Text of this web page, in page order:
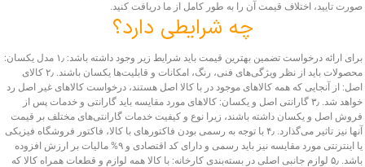
صورت تایید، اختلاف قیمت آن را به طور کامل از ما دریافت کنید.
چه شرایطی دارد؟
برای ارائه درخواست تضمین بهترین قیمت باید شرایط زیر وجود داشته باشد: ۱٫ مدل یکسان:
محصولات باید از نظر ویژگی‌های فنی، رنگ، امکانات و قابلیت‌ها یکسان باشند. ۲٫ کالای
اصل: از آنجایی که همه کالاهای موجود در با کالا اصل هستند، درخواست کالاهای غیر اصل رد
خواهد شد. ۳٫ گارانتی اصل و یکسان: کالاهای مورد مقایسه باید گارانتی و خدمات پس از
فروش اصل و یکسان داشته باشند، زیرا نوع و کیفیت خدمات گارانتی‌های مختلف بر قیمت
آنها نیز تاثیر می‌گذارد. ۴٫ با توجه به رسمی بودن فاکتورهای با کالا، فاکتور فروشگاه فیزیکی
یا اینترنتی مورد مقایسه نیز باید رسمی و دارای کد اقتصادی و ۹% مالیات بر ارزش افزوده
باشد. ۵٫ لوازم جانبی اصلی در بسته‌بندی کارخانه: با کالا همه لوازم و قطعات همراه کالا که